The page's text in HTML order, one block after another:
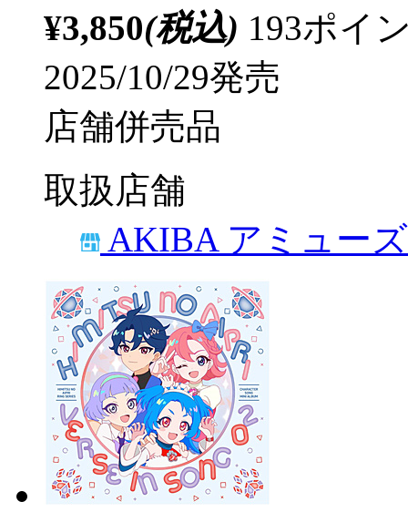
¥3,850(税込) 193ポイ
2025/10/29発売
店舗併売品
取扱店舗
AKIBA アミュー